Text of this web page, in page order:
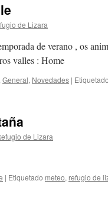
de Lizara
de verano , os
valles : Home
General, Novedades | Etiquetado
de Lizara
| Etiquetado meteo, refugio de